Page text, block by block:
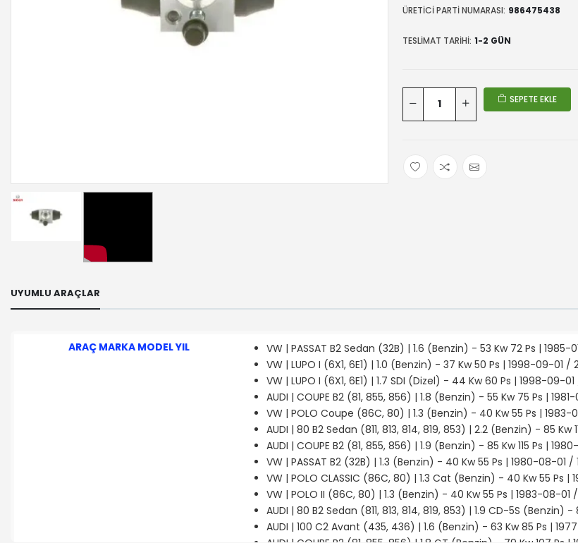
ÜRETICI PARTI NUMARASI: 986475438
TESLIMAT TARIHI: 1-2 GÜN
SEPETE EKLE
UYUMLU ARAÇLAR
ARAÇ MARKA MODEL YIL
VW | PASSAT B2 Sedan (32B) | 1.6 (Benzin) - 53 Kw 72 Ps | 1985-
VW | LUPO I (6X1, 6E1) | 1.0 (Benzin) - 37 Kw 50 Ps | 1998-09-01
VW | LUPO I (6X1, 6E1) | 1.7 SDI (Dizel) - 44 Kw 60 Ps | 1998-09-
AUDI | COUPE B2 (81, 855, 856) | 1.8 (Benzin) - 55 Kw 75 Ps |
VW | POLO Coupe (86C, 80) | 1.3 (Benzin) - 40 Kw 55 Ps |
AUDI | 80 B2 Sedan (811, 813, 814, 819, 853) | 2.2 (Benzin) - 85 Kw
AUDI | COUPE B2 (81, 855, 856) | 1.9 (Benzin) - 85 Kw 115 Ps |
VW | PASSAT B2 (32B) | 1.3 (Benzin) - 40 Kw 55 Ps | 1980-08-01 /
VW | POLO CLASSIC (86C, 80) | 1.3 Cat (Benzin) - 40 Kw 55 Ps
VW | POLO II (86C, 80) | 1.3 (Benzin) - 40 Kw 55 Ps | 1983-08-01
AUDI | 80 B2 Sedan (811, 813, 814, 819, 853) | 1.9 CD-5S (Benzin)
AUDI | 100 C2 Avant (435, 436) | 1.6 (Benzin) - 63 Kw 85 Ps |